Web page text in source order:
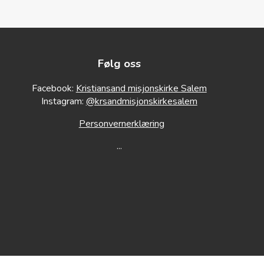
Følg oss
Facebook: Kristiansand misjonskirke Salem
Instagram: @krsandmisjonskirkesalem
Personvernerklæring
...